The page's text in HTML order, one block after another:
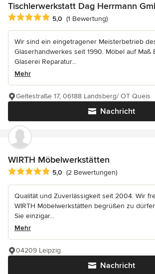
Tischlerwerkstatt Dag Herrmann
Durchschnittliche Bewertung: 5 von 5
5,0 (1 Bewertung)
Wir sind ein eingetragener Meisterbetrieb
Glaserhandwerkes seit 1990. Möbel auf Maß
Glaserei Reparatur...
Mehr
Nachricht
Geltestraße 17, 06188 Landsberg/ OT Queis
WIRTH Möbelwerkstätten
Durchschnittliche Bewertung: 5 von 5
5,0 (2 Bewertungen)
Qualität und Zuverlässigkeit seit 2004. Wir
WIRTH Möbelwerkstätten begrüßen zu
Sie einzigar...
Mehr
Nachricht
04209 Leipzig